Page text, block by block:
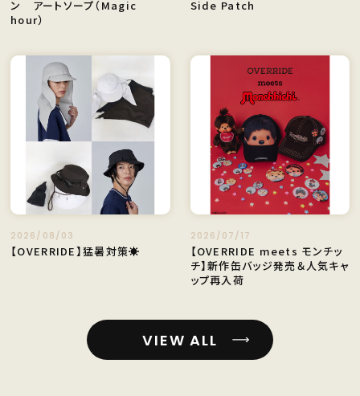
ン アートソープ（Magic
hour）
Side Patch
2026/08/03
【OVERRIDE】猛暑対策☀️
2026/07/17
【OVERRIDE meets モンチッ
チ】新作缶バッジ発売＆人気キャ
ップ再入荷
VIEW ALL